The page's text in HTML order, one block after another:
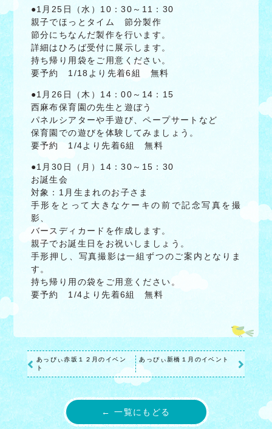
●1月25日（水）10：30～11：30
親子でほっとタイム 節分製作
節分にちなんだ製作を行います。
詳細はひろば受付に展示します。
持ち帰り用袋をご用意ください。
要予約 1/18より先着6組 無料
●1月26日（木）14：00～14：15
西麻布保育園の先生と遊ぼう
パネルシアターや手遊び、ペープサートなど
保育園での遊びを体験してみましょう。
要予約 1/4より先着6組 無料
●1月30日（月）14：30～15：30
お誕生会
対象：1月生まれのお子さま
手形をとって大きなケーキの前で記念写真を撮
影、
バースディカードを作成します。
親子でお誕生日をお祝いしましょう。
手形押し、写真撮影は一組ずつのご案内となりま
す。
持ち帰り用の袋をご用意ください。
要予約 1/4より先着6組 無料
あっぴぃ赤坂１２月のイベン
ト
あっぴぃ新橋１月のイベント
← 一覧にもどる